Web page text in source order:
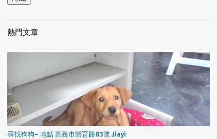
熱門文章
尋找狗狗~ 地點 嘉義市體育路83號 Jiayi